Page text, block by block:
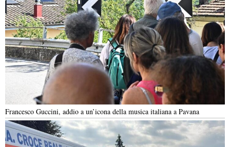
Francesco Guccini, addio a un’icona della musica italiana a Pavana